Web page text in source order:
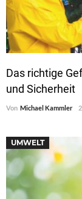
Das richtige
und Sicherheit
Von Michael Kammler
UMWELT